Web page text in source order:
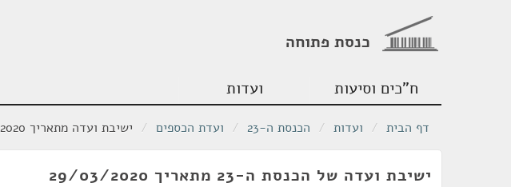
כנסת פתוחה
ח"כים וסיעות ועדות
דף הבית / ועדות / הכנסת ה-23 / ועדת הכספים / ישיבת ועדה מתאריך 29/03/2020
ישיבת ועדה של הכנסת ה-23 מתאריך 29/03/2020